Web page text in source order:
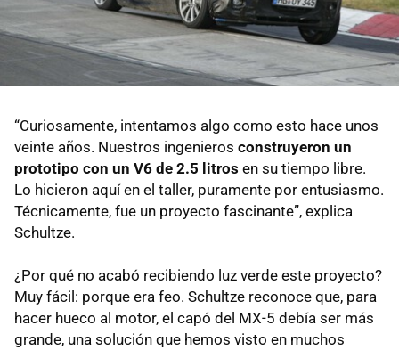
“Curiosamente, intentamos algo como esto hace unos
veinte años. Nuestros ingenieros construyeron un
prototipo con un V6 de 2.5 litros en su tiempo libre.
Lo hicieron aquí en el taller, puramente por entusiasmo.
Técnicamente, fue un proyecto fascinante”, explica
Schultze.
¿Por qué no acabó recibiendo luz verde este proyecto?
Muy fácil: porque era feo. Schultze reconoce que, para
hacer hueco al motor, el capó del MX-5 debía ser más
grande, una solución que hemos visto en muchos